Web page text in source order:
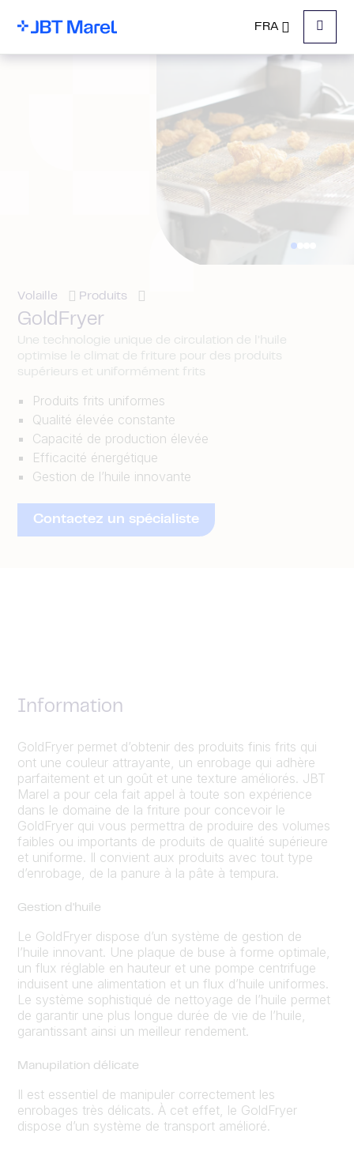
FRA
Menu
Volaille Produits
GoldFryer
Une technologie unique de circulation de l’huile
optimise le climat de friture pour des produits
supérieurs et uniformément frits
Produits frits uniformes
Qualité élevée constante
Capacité de production élevée
Efficacité énergétique
Gestion de l’huile innovante
Contactez un spécialiste
Information
GoldFryer permet d’obtenir des produits finis frits qui
ont une couleur attrayante, un enrobage qui adhère
parfaitement et un goût et une texture améliorés. JBT
Marel a pour cela fait appel à toute son expérience
dans le domaine de la friture pour concevoir le
GoldFryer qui vous permettra de produire des volumes
faibles ou importants de produits de qualité supérieure
et uniforme. Il convient aux produits avec tout type
d’enrobage, de la panure à la pâte à tempura.
Gestion d'huile
Le GoldFryer dispose d’un système de gestion de
l’huile innovant. Une plaque de buse à forme optimale,
un flux réglable en hauteur et une pompe centrifuge
induisent une alimentation et un flux d’huile uniformes.
Le système sophistiqué de nettoyage de l’huile permet
de garantir une plus longue durée de vie de l’huile,
garantissant ainsi un meilleur rendement.
Manupilation délicate
Il est essentiel de manipuler correctement les
enrobages très délicats. À cet effet, le GoldFryer
dispose d’un système de transport amélioré.